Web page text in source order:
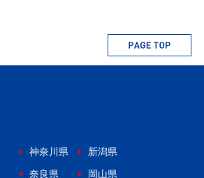
神奈川県
新潟県
奈良県
岡山県